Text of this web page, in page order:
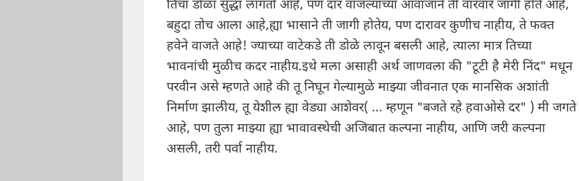
तिचा डोळा सुद्धा लागतो आहे, पण दार वाजल्याच्या आवाजाने ती वारंवार जागी होते आहे,
बहुदा तोच आला आहे,ह्या भासाने ती जागी होतेय, पण दारावर कुणीच नाहीय, ते फक्त
हवेने वाजते आहे! ज्याच्या वाटेकडे ती डोळे लावून बसली आहे, त्याला मात्र तिच्या
भावनांची मुळीच कदर नाहीय.इथे मला असाही अर्थ जाणवला की "टूटी है मेरी निंद" मधून
परवीन असे म्हणते आहे की तू निघून गेल्यामुळे माझ्या जीवनात एक मानसिक अशांती
निर्माण झालीय, तू येशील ह्या वेड्या आशेवर( ... म्हणून "बजते रहे हवाओसे दर" ) मी जगते
आहे, पण तुला माझ्या ह्या भावावस्थेची अजिबात कल्पना नाहीय, आणि जरी कल्पना
असली, तरी पर्वा नाहीय.